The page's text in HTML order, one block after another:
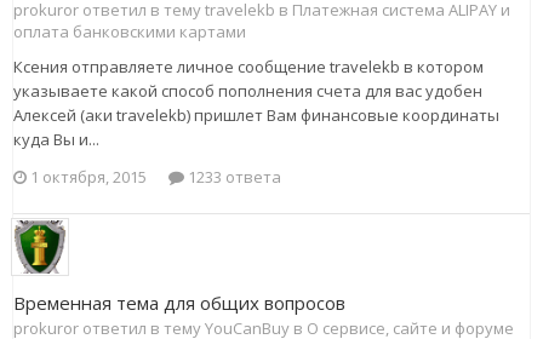
prokuror ответил в тему travelekb в Платежная система ALIPAY и
оплата банковскими картами
Ксения отправляете личное сообщение travelekb в котором
указываете какой способ пополнения счета для вас удобен
Алексей (аки travelekb) пришлет Вам финансовые координаты
куда Вы и...
1 октября, 2015
1233 ответа
Временная тема для общих вопросов
prokuror ответил в тему YouCanBuy в О сервисе, сайте и форуме